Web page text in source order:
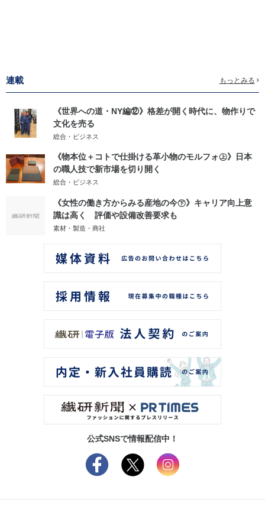
連載 もっとみる
《世界への道・NY編⑫》格差が開く時代に、物作りで
文化を売る
総合・ビジネス
《物本位＋コトで仕掛ける革小物のモルフォ㊤》日本
の職人技で新市場を切り開く
総合・ビジネス
《女性の働き方からみる産地の今㊦》キャリア向上意
識は高く 評価や設備改善要求も
素材・製造・商社
公式SNSで情報配信中！